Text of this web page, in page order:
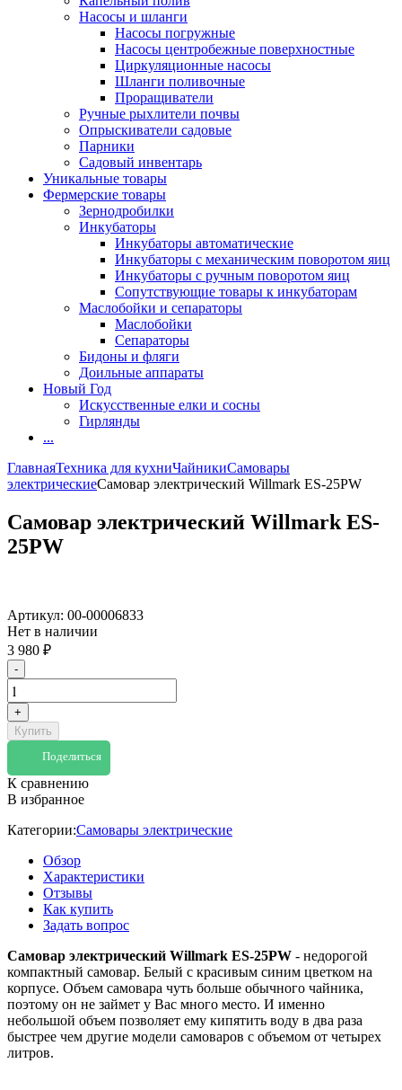
Насосы и шланги
Насосы погружные
Насосы центробежные поверхностные
Циркуляционные насосы
Шланги поливочные
Проращиватели
Ручные рыхлители почвы
Опрыскиватели садовые
Парники
Садовый инвентарь
Уникальные товары
Фермерские товары
Зернодробилки
Инкубаторы
Инкубаторы автоматические
Инкубаторы с механическим поворотом яиц
Инкубаторы с ручным поворотом яиц
Сопутствующие товары к инкубаторам
Маслобойки и сепараторы
Маслобойки
Сепараторы
Бидоны и фляги
Доильные аппараты
Новый Год
Искусственные елки и сосны
Гирлянды
...
ГлавнаяТехника для кухниЧайникиСамовары
электрическиеСамовар электрический Willmark ES-25PW
Самовар электрический Willmark ES-
25PW
Артикул: 00-00006833
Нет в наличии
3 980 ₽
-
+
Купить
Поделиться
К сравнению
В избранное
Категории:Самовары электрические
Обзор
Характеристики
Отзывы
Как купить
Задать вопрос
Самовар электрический Willmark ES-25PW - недорогой
компактный самовар. Белый с красивым синим цветком на
корпусе. Объем самовара чуть больше обычного чайника,
поэтому он не займет у Вас много место. И именно
небольшой объем позволяет ему кипятить воду в два раза
быстрее чем другие модели самоваров с объемом от четырех
литров.